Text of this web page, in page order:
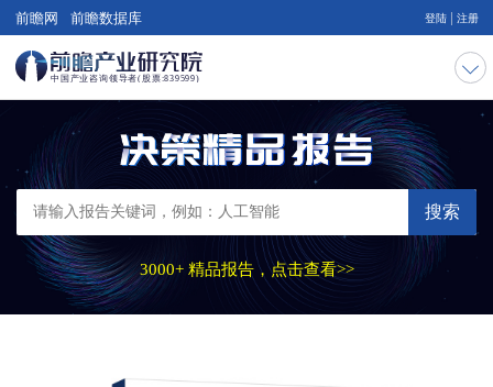
前瞻网 前瞻数据库 登陆 注册
搜索
3000+ 精品报告，点击查看>>